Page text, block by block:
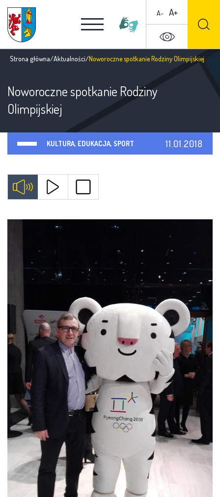
A- A+
Strona główna/Aktualności/Noworoczne spotkanie Rodziny Olimpijskiej
Noworoczne spotkanie Rodziny
Olimpijskiej
KULTURA, EDUKACJA, SPORT 11.01.2018